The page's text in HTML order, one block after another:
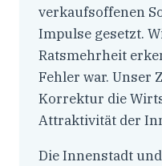
verkaufsoffenen
Impulse gesetzt.
Ratsmehrheit
Fehler war. Unser
Korrektur die
Attraktivität der
Die Innenstadt